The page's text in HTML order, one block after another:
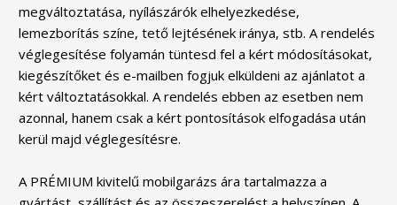
megváltoztatása, nyílászárók elhelyezkedése,
lemezborítás színe, tető lejtésének iránya, stb. A rendelés
véglegesítése folyamán tüntesd fel a kért módosításokat,
kiegészítőket és e-mailben fogjuk elküldeni az ajánlatot a
kért változtatásokkal. A rendelés ebben az esetben nem
azonnal, hanem csak a kért pontosítások elfogadása után
kerül majd véglegesítésre.
A PRÉMIUM kivitelű mobilgarázs ára tartalmazza a